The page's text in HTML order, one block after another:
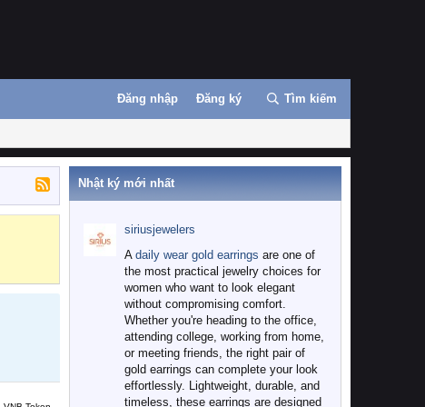
Đăng nhập Đăng ký Tìm kiếm
Nhật ký mới nhất
siriusjewelers
A daily wear gold earrings are one of
the most practical jewelry choices for
women who want to look elegant
without compromising comfort.
Whether you're heading to the office,
attending college, working from home,
or meeting friends, the right pair of
gold earrings can complete your look
effortlessly. Lightweight, durable, and
timeless, these earrings are designed